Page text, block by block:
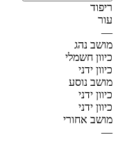
ריפוד
עור
—
מושב נהג
כיוון חשמלי
כיוון ידני
מושב נוסע
כיוון ידני
כיוון ידני
מושב אחורי
—